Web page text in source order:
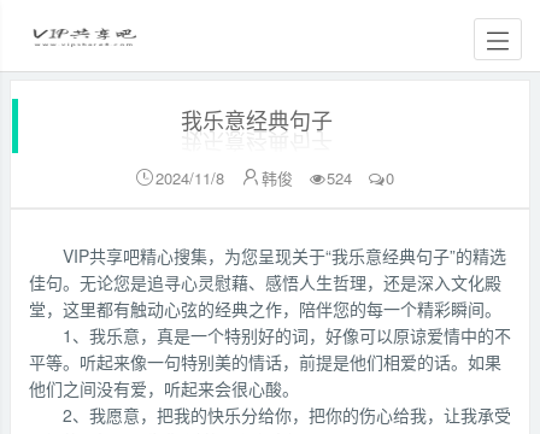
我乐意经典句子
2024/11/8 韩俊 524 0
VIP共享吧精心搜集，为您呈现关于“我乐意经典句子”的精选
佳句。无论您是追寻心灵慰藉、感悟人生哲理，还是深入文化殿
堂，这里都有触动心弦的经典之作，陪伴您的每一个精彩瞬间。
1、我乐意，真是一个特别好的词，好像可以原谅爱情中的不
平等。听起来像一句特别美的情话，前提是他们相爱的话。如果
他们之间没有爱，听起来会很心酸。
2、我愿意，把我的快乐分给你，把你的伤心给我，让我承受